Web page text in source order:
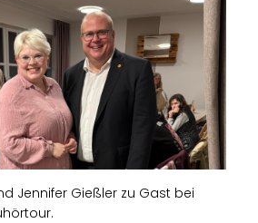
Jennifer Gießler zu Gast bei